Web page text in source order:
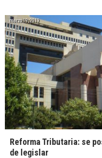
marzo 19, 2019
Reforma Tributaria: se
de legislar